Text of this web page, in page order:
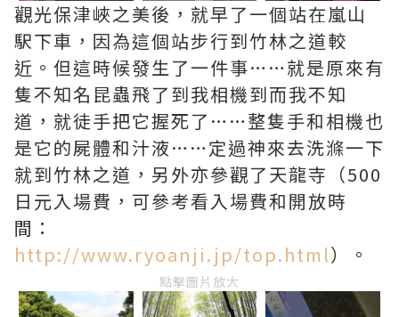
觀光保津峽之美後，就早了一個站在嵐山
駅下車，因為這個站步行到竹林之道較
近。但這時候發生了一件事……就是原來有
隻不知名昆蟲飛了到我相機到而我不知
道，就徒手把它握死了……整隻手和相機也
是它的屍體和汁液……定過神來去洗滌一下
就到竹林之道，另外亦參觀了天龍寺（500
日元入場費，可參考看入場費和開放時
間：
http://www.ryoanji.jp/top.html）。
點擊圖片放大